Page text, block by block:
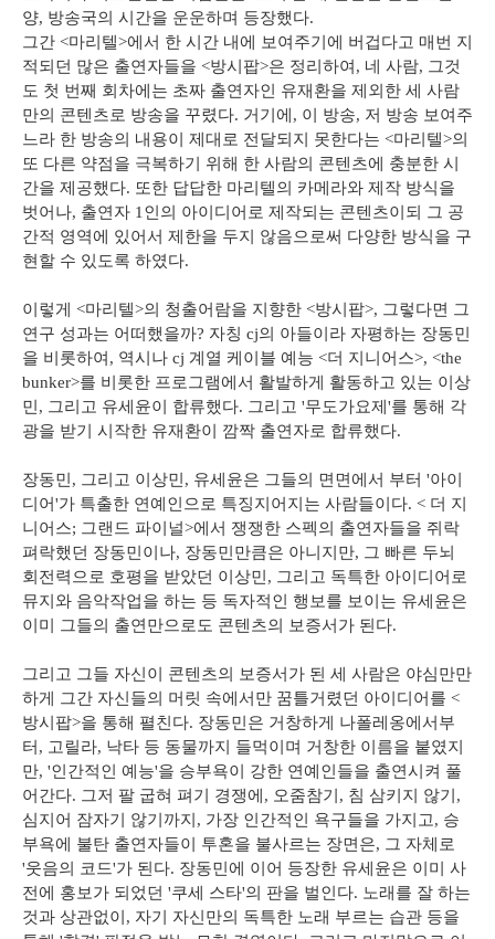
양, 방송국의 시간을 운운하며 등장했다.
그간 <마리텔>에서 한 시간 내에 보여주기에 버겁다고 매번 지
적되던 많은 출연자들을 <방시팝>은 정리하여, 네 사람, 그것
도 첫 번째 회차에는 초짜 출연자인 유재환을 제외한 세 사람
만의 콘텐츠로 방송을 꾸렸다. 거기에, 이 방송, 저 방송 보여주
느라 한 방송의 내용이 제대로 전달되지 못한다는 <마리텔>의
또 다른 약점을 극복하기 위해 한 사람의 콘텐츠에 충분한 시
간을 제공했다. 또한 답답한 마리텔의 카메라와 제작 방식을
벗어나, 출연자 1인의 아이디어로 제작되는 콘텐츠이되 그 공
간적 영역에 있어서 제한을 두지 않음으로써 다양한 방식을 구
현할 수 있도록 하였다.
이렇게 <마리텔>의 청출어람을 지향한 <방시팝>, 그렇다면 그
연구 성과는 어떠했을까? 자칭 cj의 아들이라 자평하는 장동민
을 비롯하여, 역시나 cj 계열 케이블 예능 <더 지니어스>, <the
bunker>를 비롯한 프로그램에서 활발하게 활동하고 있는 이상
민, 그리고 유세윤이 합류했다. 그리고 '무도가요제'를 통해 각
광을 받기 시작한 유재환이 깜짝 출연자로 합류했다.
장동민, 그리고 이상민, 유세윤은 그들의 면면에서 부터 '아이
디어'가 특출한 연예인으로 특징지어지는 사람들이다. < 더 지
니어스; 그랜드 파이널>에서 쟁쟁한 스펙의 출연자들을 쥐락
펴락했던 장동민이나, 장동민만큼은 아니지만, 그 빠른 두뇌
회전력으로 호평을 받았던 이상민, 그리고 독특한 아이디어로
뮤지와 음악작업을 하는 등 독자적인 행보를 보이는 유세윤은
이미 그들의 출연만으로도 콘텐츠의 보증서가 된다.
그리고 그들 자신이 콘텐츠의 보증서가 된 세 사람은 야심만만
하게 그간 자신들의 머릿 속에서만 꿈틀거렸던 아이디어를 <
방시팝>을 통해 펼친다. 장동민은 거창하게 나폴레옹에서부
터, 고릴라, 낙타 등 동물까지 들먹이며 거창한 이름을 붙였지
만, '인간적인 예능'을 승부욕이 강한 연예인들을 출연시켜 풀
어간다. 그저 팔 굽혀 펴기 경쟁에, 오줌참기, 침 삼키지 않기,
심지어 잠자기 않기까지, 가장 인간적인 욕구들을 가지고, 승
부욕에 불탄 출연자들이 투혼을 불사르는 장면은, 그 자체로
'웃음의 코드'가 된다. 장동민에 이어 등장한 유세윤은 이미 사
전에 홍보가 되었던 '쿠세 스타'의 판을 벌인다. 노래를 잘 하는
것과 상관없이, 자기 자신만의 독특한 노래 부르는 습관 등을